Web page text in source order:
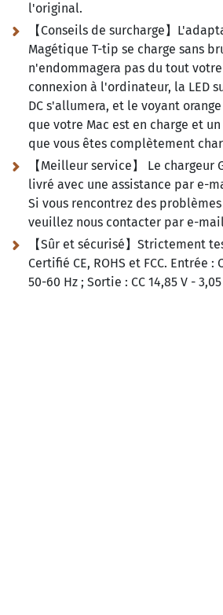
l'original.
【Conseils de surcharge】
Magétique T-tip se charge sans
n'endommagera pas du tout
connexion à l'ordinateur, la LED
DC s'allumera, et le voyant
que votre Mac est en charge et
que vous êtes complètement
【Meilleur service】 Le chargeur
livré avec une assistance par e-
Si vous rencontrez des
veuillez nous contacter par e-
【Sûr et sécurisé】Strictement
Certifié CE, ROHS et FCC. Entrée :
50-60 Hz ; Sortie : CC 14,85 V -